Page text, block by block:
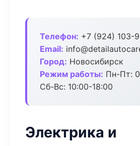
Телефон: +7 (924) 103-
Email:
Город: Новосибирск
Режим работы: Пн-Пт:
Сб-Вс: 10:00-18:00
Электрика и